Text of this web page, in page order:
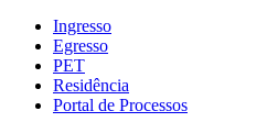
Ingresso
Egresso
PET
Residência
Portal de Processos